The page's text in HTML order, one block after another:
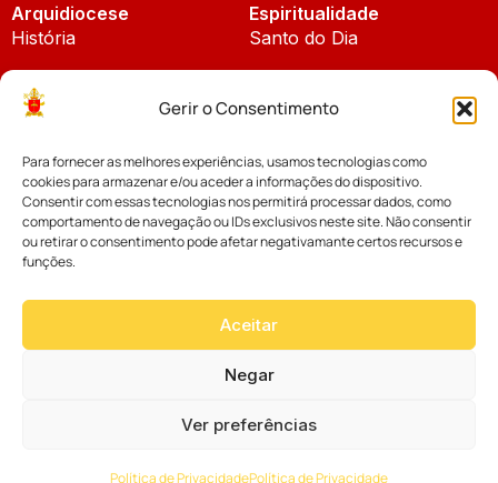
Gerir o Consentimento
Para fornecer as melhores experiências, usamos tecnologias como
cookies para armazenar e/ou aceder a informações do dispositivo.
Consentir com essas tecnologias nos permitirá processar dados, como
comportamento de navegação ou IDs exclusivos neste site. Não consentir
ou retirar o consentimento pode afetar negativamante certos recursos e
funções.
Aceitar
Negar
Ver preferências
Política de PrivacidadePolítica de Privacidade
Arquidiocese
História
Padroeira
Espiritualidade
Santo do Dia
Notícias
Notícias da Arquidiocese
Notícias Cáritas
Palavra dos Bispos
Cúria Diocesana
Fundo Diocesano
Vicariatos da Educação
Eventos